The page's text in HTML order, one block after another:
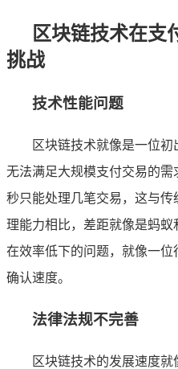
区块链技术在支
挑战
技术性能问题
区块链技术就像是一位初
无法满足大规模支付交易的
秒只能处理几笔交易，这与
理能力相比，差距就像是蚂
在效率低下的问题，就像一
确认速度。
法律法规不完善
区块链技术的发展速度